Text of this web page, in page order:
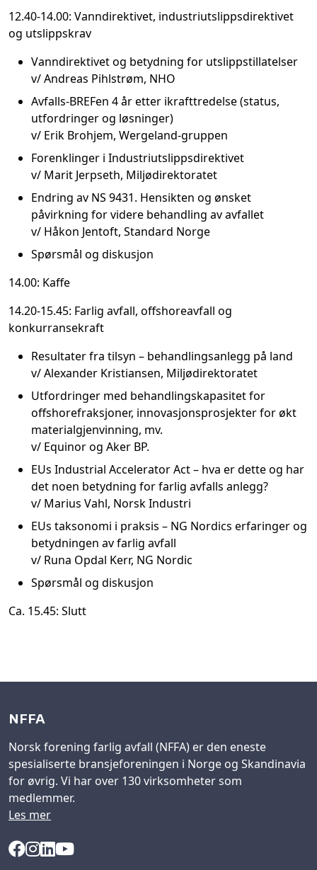
12.40-14.00: Vanndirektivet, industriutslippsdirektivet
og utslippskrav
Vanndirektivet og betydning for utslippstillatelser
v/ Andreas Pihlstrøm, NHO
Avfalls-BREFen 4 år etter ikrafttredelse (status,
utfordringer og løsninger)
v/ Erik Brohjem, Wergeland-gruppen
Forenklinger i Industriutslippsdirektivet
v/ Marit Jerpseth, Miljødirektoratet
Endring av NS 9431. Hensikten og ønsket
påvirkning for videre behandling av avfallet
v/ Håkon Jentoft, Standard Norge
Spørsmål og diskusjon
14.00: Kaffe
14.20-15.45: Farlig avfall, offshoreavfall og
konkurransekraft
Resultater fra tilsyn – behandlingsanlegg på land
v/ Alexander Kristiansen, Miljødirektoratet
Utfordringer med behandlingskapasitet for
offshorefraksjoner, innovasjonsprosjekter for økt
materialgjenvinning, mv.
v/ Equinor og Aker BP.
EUs Industrial Accelerator Act – hva er dette og har
det noen betydning for farlig avfalls anlegg?
v/ Marius Vahl, Norsk Industri
EUs taksonomi i praksis – NG Nordics erfaringer og
betydningen av farlig avfall
v/ Runa Opdal Kerr, NG Nordic
Spørsmål og diskusjon
Ca. 15.45: Slutt
NFFA
Norsk forening farlig avfall (NFFA) er den eneste
spesialiserte bransjeforeningen i Norge og Skandinavia
for øvrig. Vi har over 130 virksomheter som
medlemmer.
Les mer